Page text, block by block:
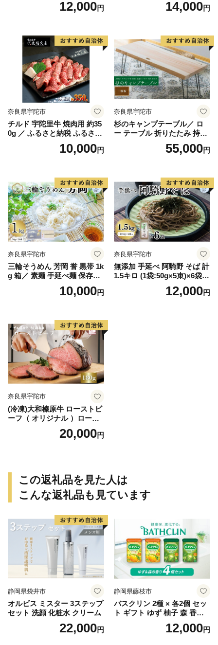
薬草 ハーブ リラックス スト
12,000円
精製 贈答用 贈り物 奈良県 宇
14,000円
奈良県宇陀市
チルド 宇陀里牛 焼肉用 約35
0g ／ ふるさと納税 ふるさと
焼肉 牛肉 焼き肉用肉 ギフト
お肉 バーベキュー BBQ キャ
し 正月 奈良県 宇陀市 光福久
屋
10,000円
奈良県宇陀市
杉のキャンプテーブル／ ロ
ー テーブル 折りたたみ 持ち
手付き おしゃれ 木製 机 杉
天然木 無垢 一枚板 耳付き イ
良県 宇陀市 ふるさと納税
55,000円
奈良県宇陀市
三輪そうめん 芳岡 誉 黒帯 1k
g 箱／ 素麺 手延べ麺 保存食
温かい 鍋の締め 化粧箱 お取
り寄せ ギフト 奈良県 宇陀市
10,000円
奈良県宇陀市
無添加 手延べ 阿騎野 そば 計
1.5キロ (1袋:50g×5束)×6袋／
蕎麦 麺 保存食 年越しそば お
取り寄せ ギフト 芳岡 奈良県
12,000円
奈良県宇陀市
(冷凍)大和榛原牛 ローストビ
ーフ（ オリジナル ）ロース
ト 180g ／ふるさと納税 和牛
父の日 母の日 ギフト 黒毛和
20,000円
この返礼品を見た人は
こんな返礼品も見ています
静岡県袋井市
オルビス ミスター 3ステップ
セット 洗顔 化粧水 クリーム
22,000円
静岡県藤枝市
バスクリン 2種 × 各2個 セッ
ト ギフト ゆず 柚子 森 香り
日用品 お風呂 バス用品 温活
アロマ 香り まとめ買い静岡
12,000円